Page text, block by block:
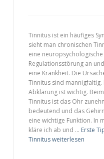
Tinnitus ist ein häufiges
sieht man chronischen
eine neuropsychologische
Regulationsstörung an
eine Krankheit. Die
Tinnitus sind mannigfaltig.
Abklärung ist wichtig.
Tinnitus ist das Ohr
bedeutend und das
eine wichtige Funktion. In
kläre ich ab und … Erste
Tinnitusweiterlesen